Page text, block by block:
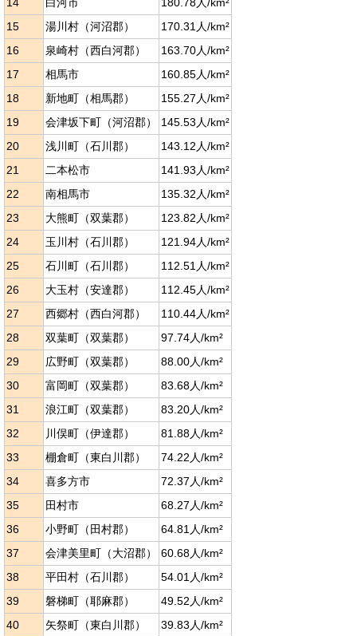
14 白河市
180.78人/km²
15
湯川村（河沼郡）
170.31人/km²
16
泉崎村（西白河郡）
163.70人/km²
17
相馬市
160.85人/km²
18
新地町（相馬郡）
155.27人/km²
19
会津坂下町（河沼郡）
145.53人/km²
20
浅川町（石川郡）
143.12人/km²
21
二本松市
141.93人/km²
22
南相馬市
135.32人/km²
23
大熊町（双葉郡）
123.82人/km²
24
玉川村（石川郡）
121.94人/km²
25
石川町（石川郡）
112.51人/km²
26
大玉村（安達郡）
112.45人/km²
27
西郷村（西白河郡）
110.44人/km²
28
双葉町（双葉郡）
97.74人/km²
29
広野町（双葉郡）
88.00人/km²
30
富岡町（双葉郡）
83.68人/km²
31
浪江町（双葉郡）
83.20人/km²
32
川俣町（伊達郡）
81.88人/km²
33
棚倉町（東白川郡）
74.22人/km²
34
喜多方市
72.37人/km²
35
田村市
68.27人/km²
36
小野町（田村郡）
64.81人/km²
37
会津美里町（大沼郡）
60.68人/km²
38
平田村（石川郡）
54.01人/km²
39
磐梯町（耶麻郡）
49.52人/km²
40
矢祭町（東白川郡）
39.83人/km²